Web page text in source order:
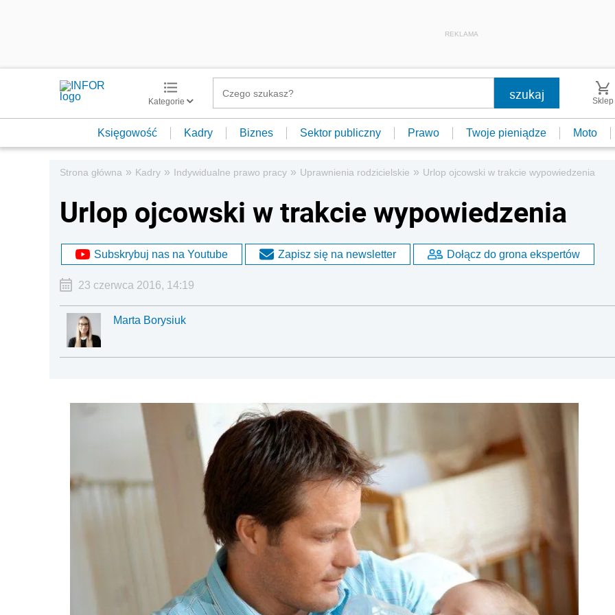
REKLAMA
Kategorie Sklep
Księgowość Kadry Biznes Sektor publiczny Prawo Twoje pieniądze Moto
Strona główna » Kadry » Indywidualne prawo pracy » Uprawnienia rodzicielskie » Urlop ojcowski w trakcie wypowiedzenia
Urlop ojcowski w trakcie wypowiedzenia
Subskrybuj nas na Youtube Zapisz się na newsletter Dołącz do grona ekspertów
23 czerwca 2016, 14:19
Marta Borysiuk